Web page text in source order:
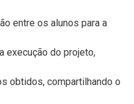
entre os alunos para a
execução do projeto,
obtidos, compartilhando o